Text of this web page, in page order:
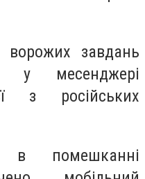
ворожих завдань
у месенджері
з російських
помешканні